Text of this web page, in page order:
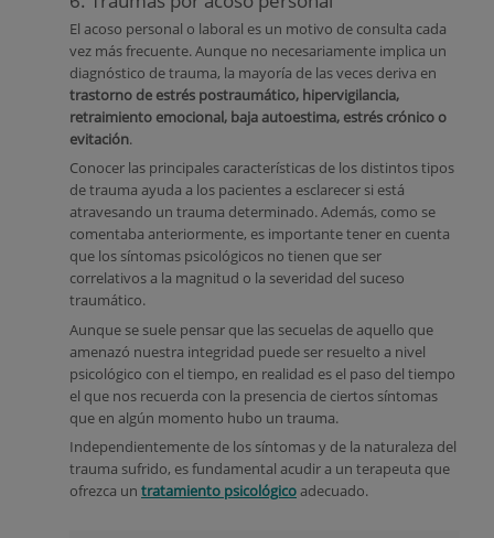
El acoso personal o laboral es un motivo de consulta cada
vez más frecuente. Aunque no necesariamente implica un
diagnóstico de trauma, la mayoría de las veces deriva en
trastorno de estrés postraumático, hipervigilancia,
retraimiento emocional, baja autoestima, estrés crónico o
evitación.
Conocer las principales características de los distintos tipos
de trauma ayuda a los pacientes a esclarecer si está
atravesando un trauma determinado. Además, como se
comentaba anteriormente, es importante tener en cuenta
que los síntomas psicológicos no tienen que ser
correlativos a la magnitud o la severidad del suceso
traumático.
Aunque se suele pensar que las secuelas de aquello que
amenazó nuestra integridad puede ser resuelto a nivel
psicológico con el tiempo, en realidad es el paso del tiempo
el que nos recuerda con la presencia de ciertos síntomas
que en algún momento hubo un trauma.
Independientemente de los síntomas y de la naturaleza del
trauma sufrido, es fundamental acudir a un terapeuta que
ofrezca un tratamiento psicológicoadecuado.